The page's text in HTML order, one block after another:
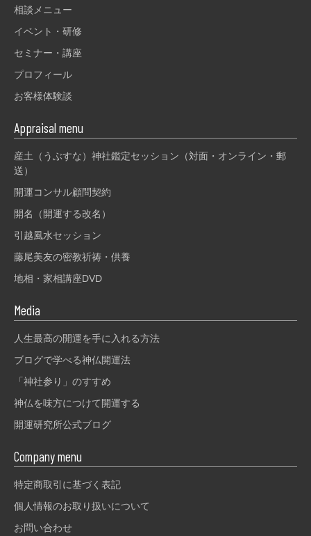
相談メニュー
イベント・研修
セミナー・講座
プロフィール
お客様体験談
Appraisal menu
産土（うぶすな）神社鑑定セッション（対面・オンライン・郵
送）
開運コンサル顧問契約
開名（開運する改名）
引越風水セッション
藤尾美友の密教祈祷・供養
地相・家相講座DVD
Media
人生最高の開運を手に入れる方法
ブログで学べる神仏開運法
「神社参り」のすすめ
神仏を味方につけて開運する
開運研究所公式ブログ
Company menu
特定商取引に基づく表記
個人情報のお取り扱いについて
お問い合わせ